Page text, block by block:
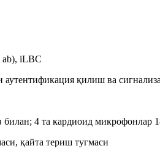
ab), iLBC
аутентификация қилиш ва
билан; 4 та кардиоид микрофонлар
қайта териш тугмаси